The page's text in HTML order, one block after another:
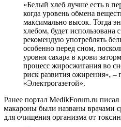
«Белый хлеб лучше есть в
когда уровень обмена
максимально высок. Тогда
хлебом, будет использована
рекомендую употреблять
особенно перед сном,
уровня сахара в крови
процесс жиросжигания во
риск развития ожирения», –
«Электрогазетой».
Ранее портал MedikForum.ru
макароны были названы врачами
для очищения организма от